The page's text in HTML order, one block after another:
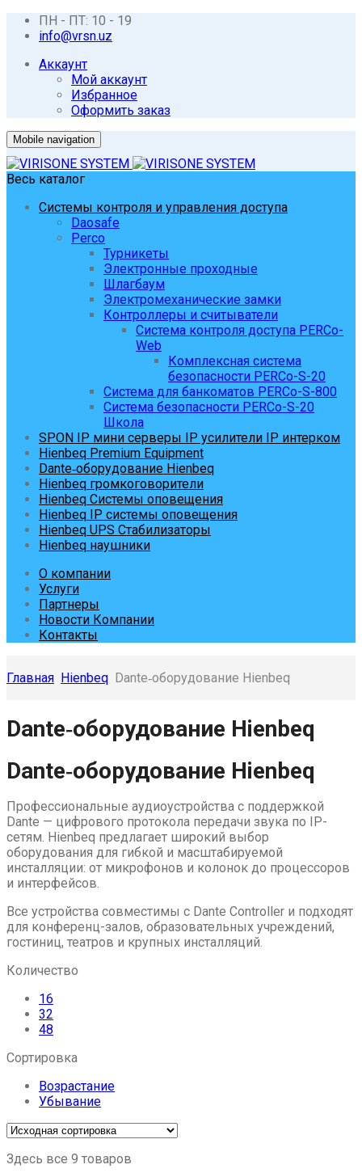
ПН - ПТ: 10 - 19
info@vrsn.uz
Аккаунт
Мой аккаунт
Избранное
Оформить заказ
Mobile navigation
Весь каталог
Системы контроля и управления доступа
Daosafe
Perco
Турникеты
Электронные проходные
Шлагбаум
Электромеханические замки
Контроллеры и считыватели
Система контроля доступа PERCo-
Web
Комплексная система
безопасности PERCo-S-20
Система для банкоматов PERCo-S-800
Система безопасности PERCo-S-20
Школа
SPON IP мини серверы IP усилители IP интерком
Hienbeq Premium Equipment
Dante‑оборудование Hienbeq
Hienbeq громкоговорители
Hienbeq Системы оповещения
Hienbeq IP системы оповещения
Hienbeq UPS Стабилизаторы
Hienbeq наушники
О компании
Услуги
Партнеры
Новости Компании
Контакты
Главная Hienbeq Dante‑оборудование Hienbeq
Skip
to
Dante‑оборудование Hienbeq
Dante‑оборудование Hienbeq
Профессиональные аудиоустройства с поддержкой
Dante — цифрового протокола передачи звука по IP-
сетям. Hienbeq предлагает широкий выбор
оборудования для гибкой и масштабируемой
инсталляции: от микрофонов и колонок до процессоров
и интерфейсов.
Все устройства совместимы с Dante Controller и подходят
для конференц-залов, образовательных учреждений,
гостиниц, театров и крупных инсталляций.
Количество
16
32
48
Сортировка
Возрастание
Убывание
Здесь все 9 товаров